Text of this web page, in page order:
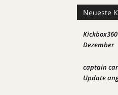
Neueste
Kickbox360
Dezember
captain
Update